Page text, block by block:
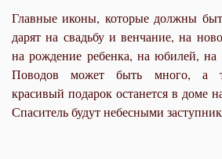
Главные иконы, которые должны
дарят на свадьбу и венчание, на
на рождение ребенка, на юбилей, на
Поводов может быть много, а
красивый подарок останется в доме
Спаситель будут небесными